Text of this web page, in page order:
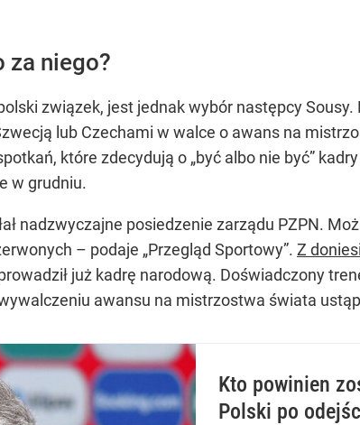
za niego?
związek, jest jednak wybór następcy
lub Czechami w walce o awans na
które zdecydują o „być albo nie być”
w grudniu.
nadzwyczajne posiedzenie zarządu PZPN.
– podaje „Przegląd Sportowy”. Z
już kadrę narodową. Doświadczony
awansu na mistrzostwa świata
Kto powinien
Polski po